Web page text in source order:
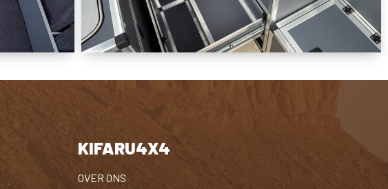
KIFARU4X4
OVER ONS